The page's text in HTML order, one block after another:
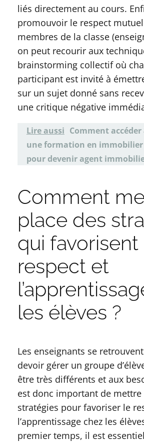
liés directement au cours.
promouvoir le respect
membres de la classe
on peut recourir aux
brainstorming collectif où
participant est invité à
sur un sujet donné sans
une critique négative
Lire aussi Comment accéder
une formation en immobilier
pour devenir agent
Comment
place des
qui favorisent
respect et
les élèves ?
Les enseignants se
devoir gérer un groupe
être très différents et aux
est donc important de mettre
stratégies pour favoriser le
l’apprentissage chez les
premier temps, il est